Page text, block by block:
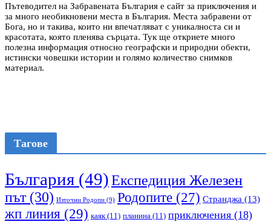
Пътеводител на Забравената България е сайт за приключения и
за много необикновени места в България. Места забравени от
Бога, но и такива, които ни впечатляват с уникалноста си и
красотата, която пленява сърцата. Тук ще откриете много
полезна информация относно географски и природни обекти,
истински човешки истории и голямо количество снимков
материал.
Тагове
България (49)Експедиция Железен
път(30) Източни Родопи (9) Родопите (27) Странджа (13)
жп линия (29) каяк (11) планина (11) приключения (18)